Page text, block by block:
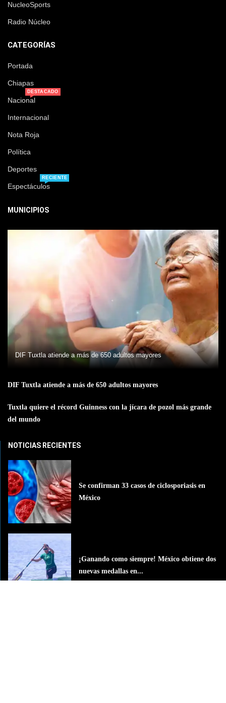
NucleoSports
Radio Núcleo
CATEGORÍAS
Portada
Chiapas
Nacional
DESTACADO
Internacional
Nota Roja
Política
Deportes
Espectáculos
RECIENTE
MUNICIPIOS
DIF Tuxtla atiende a más de 650 adultos mayores
DIF Tuxtla atiende a más de 650 adultos mayores
Tuxtla quiere el récord Guinness con la jícara de pozol más grande
del mundo
NOTICIAS RECIENTES
Se confirman 33 casos de ciclosporiasis en
México
¡Ganando como siempre! México obtiene dos
nuevas medallas en...